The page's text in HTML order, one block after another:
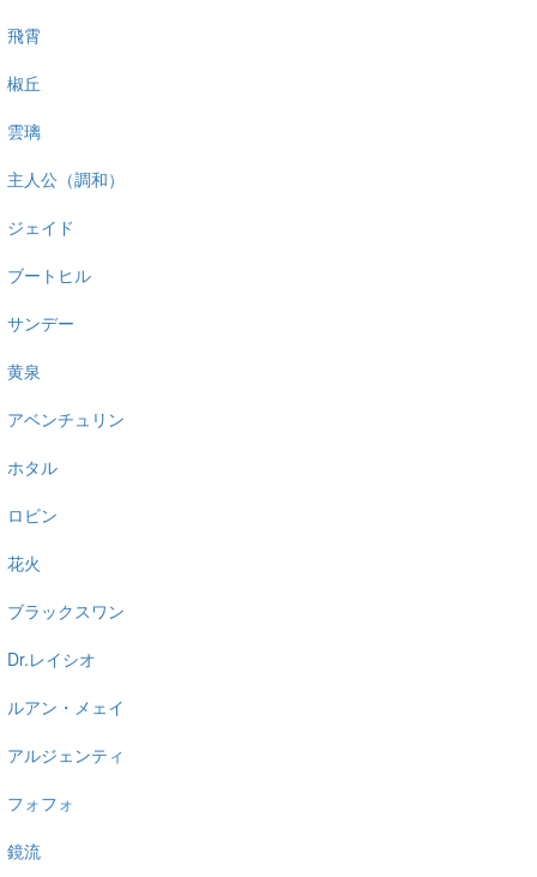
飛霄
椒丘
雲璃
主人公（調和）
ジェイド
ブートヒル
サンデー
黄泉
アベンチュリン
ホタル
ロビン
花火
ブラックスワン
Dr.レイシオ
ルアン・メェイ
アルジェンティ
フォフォ
鏡流